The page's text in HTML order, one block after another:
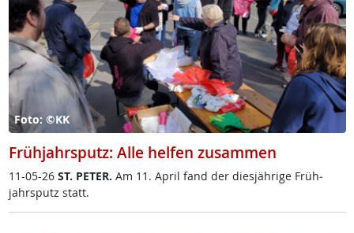
Foto: ©KK
Frühjahrsputz: Alle helfen zusammen
11-05-26 ST. PE­TER. Am 11. April fand der dies­jäh­ri­ge Früh­
jahrs­putz statt.